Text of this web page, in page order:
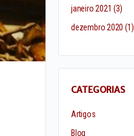
janeiro 2021 (3)
dezembro 2020 (1)
CATEGORIAS
Artigos
Blog